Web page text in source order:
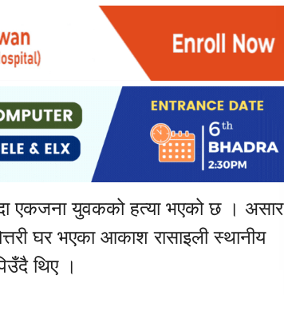
एकजना युवकको हत्या भएको छ । असार
घर भएका आकाश रासाइली स्थानीय
थिए ।